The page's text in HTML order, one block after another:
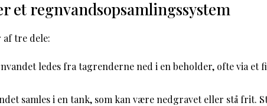
et regnvandsopsamlingssystem
af tre dele:
ledes fra tagrenderne ned i en beholder, ofte via et
samles i en tank, som kan være nedgravet eller stå frit.